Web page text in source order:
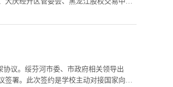
协议。绥芬河市委、市政府相关领导出
签署。此次签约是学校主动对接国家向北